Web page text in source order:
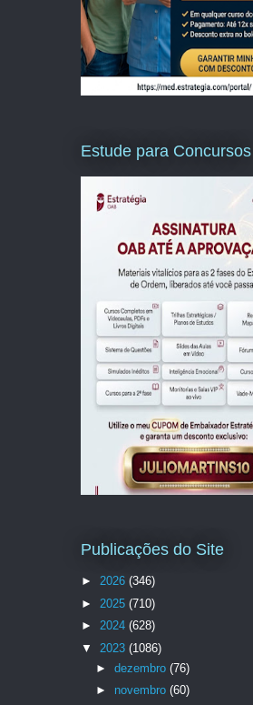
Estude para Concursos
Publicações do Site
► 2026 (346)
► 2025 (710)
► 2024 (628)
▼ 2023 (1086)
► dezembro (76)
► novembro (60)